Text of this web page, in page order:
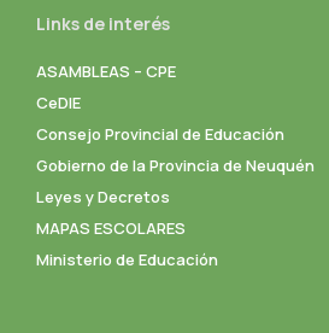
Links de interés
ASAMBLEAS – CPE
CeDIE
Consejo Provincial de Educación
Gobierno de la Provincia de Neuquén
Leyes y Decretos
MAPAS ESCOLARES
Ministerio de Educación